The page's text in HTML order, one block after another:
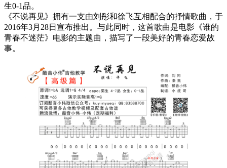
生0-1品。
《不说再见》拥有一支由刘彤和徐飞互相配合的抒情歌曲，于
2016年3月28日宣布推出。与此同时，这首歌曲是电影《谁的
青春不迷茫》电影的主题曲，描写了一段美好的青春恋爱故
事。